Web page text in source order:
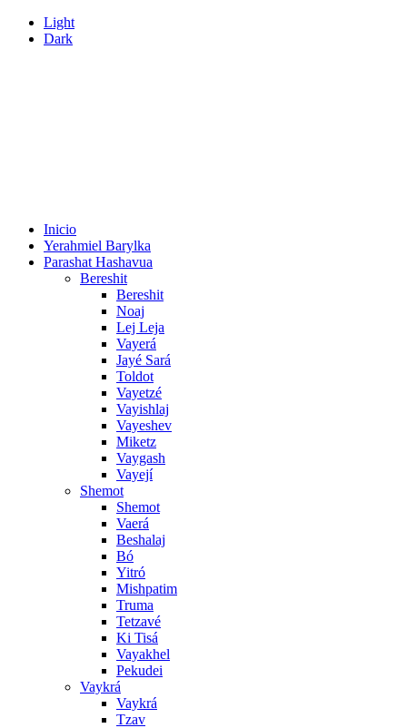
Light
Dark
Inicio
Yerahmiel Barylka
Parashat Hashavua
Bereshit
Bereshit
Noaj
Lej Leja
Vayerá
Jayé Sará
Toldot
Vayetzé
Vayishlaj
Vayeshev
Miketz
Vaygash
Vayejí
Shemot
Shemot
Vaerá
Beshalaj
Bó
Yitró
Mishpatim
Truma
Tetzavé
Ki Tisá
Vayakhel
Pekudei
Vaykrá
Vaykrá
Tzav